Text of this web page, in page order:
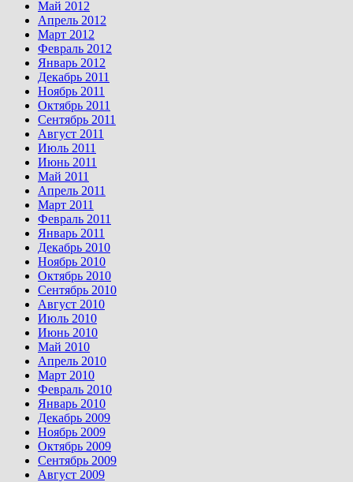
Май 2012
Апрель 2012
Март 2012
Февраль 2012
Январь 2012
Декабрь 2011
Ноябрь 2011
Октябрь 2011
Сентябрь 2011
Август 2011
Июль 2011
Июнь 2011
Май 2011
Апрель 2011
Март 2011
Февраль 2011
Январь 2011
Декабрь 2010
Ноябрь 2010
Октябрь 2010
Сентябрь 2010
Август 2010
Июль 2010
Июнь 2010
Май 2010
Апрель 2010
Март 2010
Февраль 2010
Январь 2010
Декабрь 2009
Ноябрь 2009
Октябрь 2009
Сентябрь 2009
Август 2009